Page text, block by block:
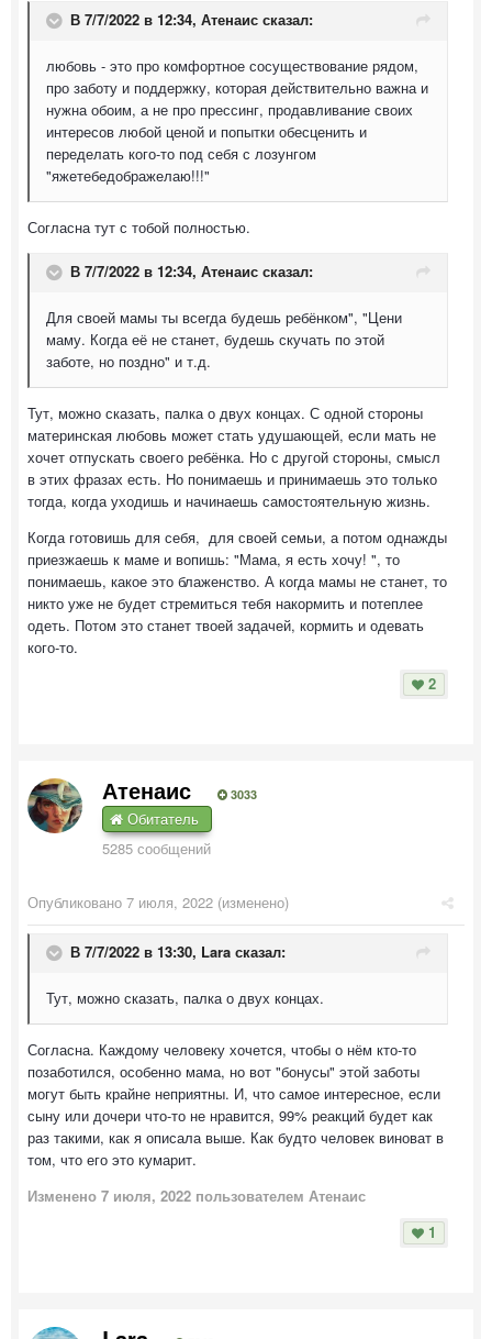
В 7/7/2022 в 12:34, Атенаис сказал:
любовь - это про комфортное сосуществование рядом,
про заботу и поддержку, которая действительно важна и
нужна обоим, а не про прессинг, продавливание своих
интересов любой ценой и попытки обесценить и
переделать кого-то под себя с лозунгом
"яжетебедображелаю!!!"
Согласна тут с тобой полностью.
В 7/7/2022 в 12:34, Атенаис сказал:
Для своей мамы ты всегда будешь ребёнком", "Цени
маму. Когда её не станет, будешь скучать по этой
заботе, но поздно" и т.д.
Тут, можно сказать, палка о двух концах. С одной стороны
материнская любовь может стать удушающей, если мать не
хочет отпускать своего ребёнка. Но с другой стороны, смысл
в этих фразах есть. Но понимаешь и принимаешь это только
тогда, когда уходишь и начинаешь самостоятельную жизнь.
Когда готовишь для себя, для своей семьи, а потом однажды
приезжаешь к маме и вопишь: "Мама, я есть хочу! ", то
понимаешь, какое это блаженство. А когда мамы не станет, то
никто уже не будет стремиться тебя накормить и потеплее
одеть. Потом это станет твоей задачей, кормить и одевать
кого-то.
2
Атенаис 3033
Обитатель
5285 сообщений
Опубликовано 7 июля, 2022 (изменено)
В 7/7/2022 в 13:30, Lara сказал:
Тут, можно сказать, палка о двух концах.
Согласна. Каждому человеку хочется, чтобы о нём кто-то
позаботился, особенно мама, но вот "бонусы" этой заботы
могут быть крайне неприятны. И, что самое интересное, если
сыну или дочери что-то не нравится, 99% реакций будет как
раз такими, как я описала выше. Как будто человек виноват в
том, что его это кумарит.
Изменено 7 июля, 2022 пользователем Атенаис
1